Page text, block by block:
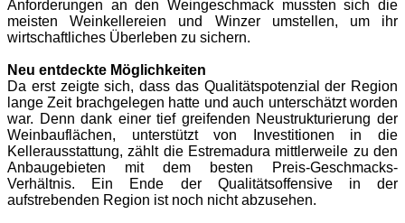
Anforderungen an den Weingeschmack mussten sich die
meisten Weinkellereien und Winzer umstellen, um ihr
wirtschaftliches Überleben zu sichern.
Neu entdeckte Möglichkeiten
Da erst zeigte sich, dass das Qualitätspotenzial der Region
lange Zeit brachgelegen hatte und auch unterschätzt worden
war. Denn dank einer tief greifenden Neustrukturierung der
Weinbauflächen, unterstützt von Investitionen in die
Kellerausstattung, zählt die Estremadura mittlerweile zu den
Anbaugebieten mit dem besten Preis-Geschmacks-
Verhältnis. Ein Ende der Qualitätsoffensive in der
aufstrebenden Region ist noch nicht abzusehen.